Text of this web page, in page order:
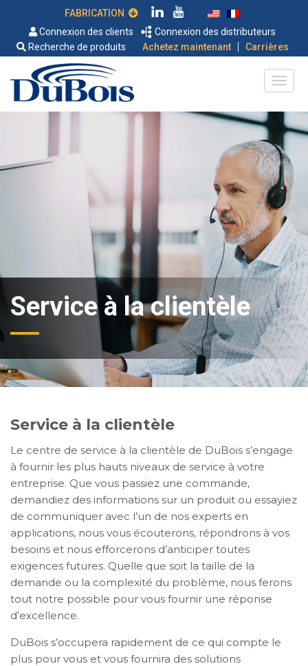
Connexion des clients
Connexion des distributeurs
Recherche de produits
Achetez maintenant | Carrières
Service à la clientèle
Service à la clientèle
Le centre de service à la clientèle de DuBois s’engage
à fournir les plus hauts niveaux de service à votre
entreprise. Que vous passiez une commande,
demandiez des informations sur un produit ou essayiez
de communiquer avec l’un de nos experts en
applications, nous vous écouterons, répondrons à vos
besoins et nous efforcerons d’anticiper toutes
exigences futures. Quelle que soit la taille de la
demande ou la complexité du problème, nous ferons
tout notre possible pour vous fournir une réponse
d’excellence.
DuBois s’occupera rapidement de ce qui compte le
plus pour vous et vous fournira des solutions